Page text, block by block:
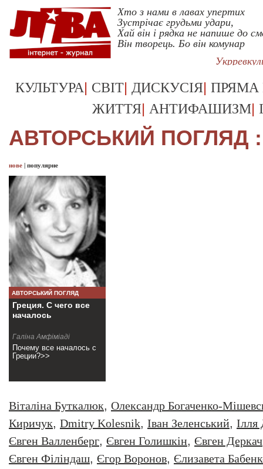
Хто з нами в лавах упертих
Зустрічає грудьми удари,
Хай він і рядка не напише до
Він творець. Бо він комунар
КУЛЬТУРА| СВІТ| ДИСКУСІЯ| ПРЯМА
ЖИТТЯ| АНТИФАШИЗМ|
АВТОРСЬКИЙ ПОГЛЯД
нове | популярне
АВТОРСЬКИЙ ПОГЛЯД
Греция. С чего все
началось
Галіна Амфіміаді
Почему все началось с
Греции?>>
Віталіна Буткалюк, Олександр Богаченко-
Киричук, Dmitry Kolesnik, Iван Зеленський, Iлля
Євген Валленберг, Євген Голишкін, Євген Деркач
Євген Філіндаш, Єгор Воронов, Єлизавета